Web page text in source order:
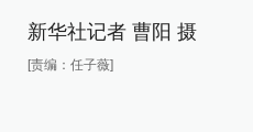
新华社记者 曹阳 摄
[责编：任子薇]